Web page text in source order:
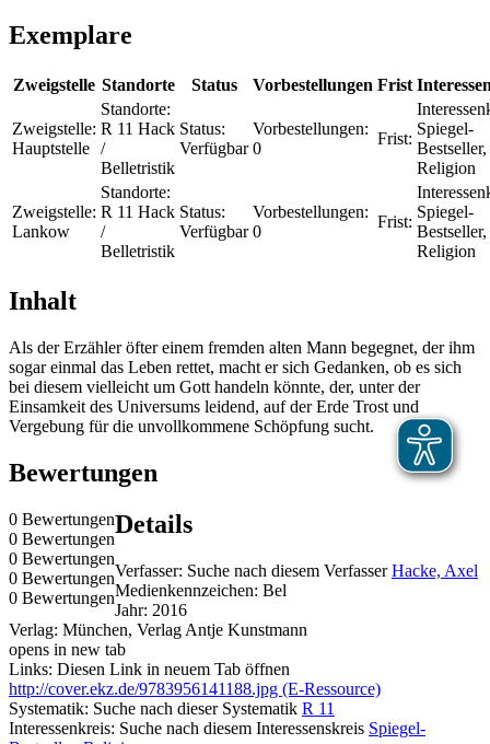
Exemplare
Zweigstelle Standorte Status Vorbestellungen Frist
Zweigstelle:
Hauptstelle
Standorte:
R 11 Hack
/
Belletristik
Status:
Verfügbar
Vorbestellungen:
0
Frist:
Spiegel-
Bestseller,
Religion
Zweigstelle:
Lankow
Standorte:
R 11 Hack
/
Belletristik
Status:
Verfügbar
Vorbestellungen:
0
Frist:
Spiegel-
Bestseller,
Religion
Inhalt
Als der Erzähler öfter einem fremden alten Mann begegnet, der ihm
sogar einmal das Leben rettet, macht er sich Gedanken, ob es sich
bei diesem vielleicht um Gott handeln könnte, der, unter der
Einsamkeit des Universums leidend, auf der Erde Trost und
Vergebung für die unvollkommene Schöpfung sucht.
Bewertungen
0 Bewertungen
0 Bewertungen
0 Bewertungen
0 Bewertungen
0 Bewertungen
Details
Verfasser: Suche nach diesem Verfasser Hacke, Axel
Medienkennzeichen: Bel
Jahr: 2016
Verlag: München, Verlag Antje Kunstmann
opens in new tab
Links: Diesen Link in neuem Tab öffnen
http://cover.ekz.de/9783956141188.jpg (E-Ressource)
Systematik: Suche nach dieser Systematik R 11
Interessenkreis: Suche nach diesem Interessenskreis Spiegel-